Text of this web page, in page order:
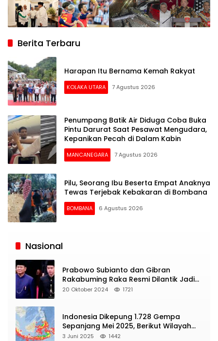
Berita Terbaru
Harapan Itu Bernama Kemah Rakyat
KOLAKA UTARA 7 Agustus 2026
Penumpang Batik Air Diduga Coba Buka
Pintu Darurat Saat Pesawat Mengudara,
Kepanikan Pecah di Dalam Kabin
MANCANEGARA 7 Agustus 2026
Pilu, Seorang Ibu Beserta Empat Anaknya
Tewas Terjebak Kebakaran di Bombana
BOMBANA 6 Agustus 2026
Siaran
Nasional
Prabowo Subianto dan Gibran
Rakabuming Raka Resmi Dilantik Jadi
Presiden dan Wapres RI
20 Oktober 2024 1721
Indonesia Dikepung 1.728 Gempa
Sepanjang Mei 2025, Berikut Wilayah
Yang Intens Diguncang!
3 Juni 2025 1442